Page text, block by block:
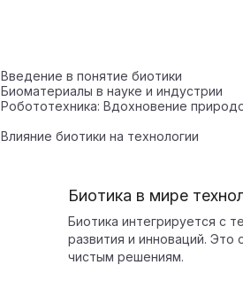
Введение в понятие биотики
Биоматериалы в науке и индустрии
Робототехника: Вдохновение
Влияние биотики на технологии
Биотика в мире
Биотика интегрируется с
развития и инноваций. Это
чистым решениям.